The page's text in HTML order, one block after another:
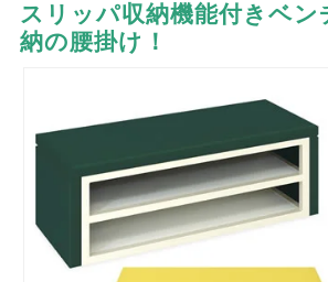
スリッパ収納機能付きベン
納の腰掛け！